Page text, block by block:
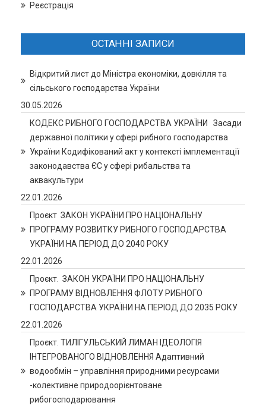
Реєстрація
ОСТАННІ ЗАПИСИ
Відкритий лист до Міністра економіки, довкілля та
сільського господарства України
30.05.2026
КОДЕКС РИБНОГО ГОСПОДАРСТВА УКРАЇНИ Засади
державної політики у сфері рибного господарства
України Кодифікований акт у контексті імплементації
законодавства ЄС у сфері рибальства та
аквакультури
22.01.2026
Проєкт ЗАКОН УКРАЇНИ ПРО НАЦІОНАЛЬНУ
ПРОГРАМУ РОЗВИТКУ РИБНОГО ГОСПОДАРСТВА
УКРАЇНИ НА ПЕРІОД ДО 2040 РОКУ
22.01.2026
Проєкт. ЗАКОН УКРАЇНИ ПРО НАЦІОНАЛЬНУ
ПРОГРАМУ ВІДНОВЛЕННЯ ФЛОТУ РИБНОГО
ГОСПОДАРСТВА УКРАЇНИ НА ПЕРІОД ДО 2035 РОКУ
22.01.2026
Проєкт. ТИЛІГУЛЬСЬКИЙ ЛИМАН ІДЕОЛОГІЯ
ІНТЕГРОВАНОГО ВІДНОВЛЕННЯ Адаптивний
водообмін – управління природними ресурсами
-колективне природоорієнтоване
рибогосподарювання